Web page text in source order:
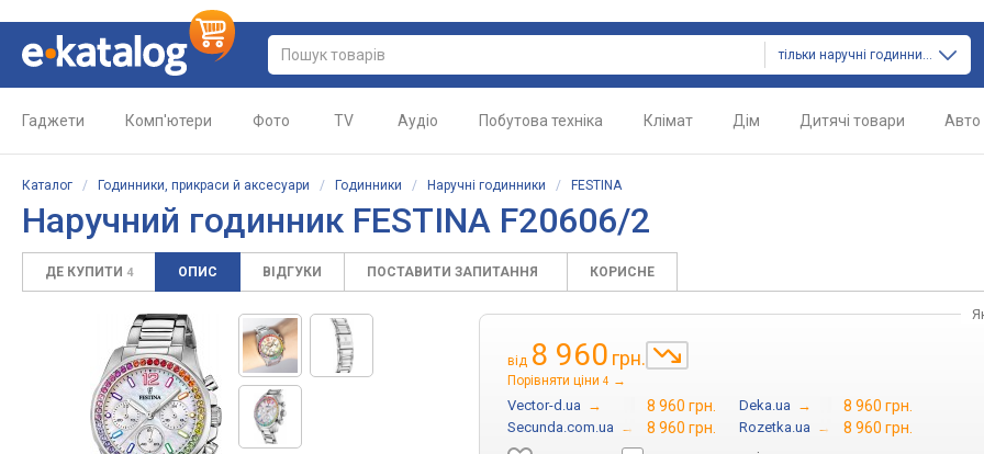
тільки наручні годинники
Гаджети Комп'ютери Фото TV Аудіо Побутова техніка Клімат Дім Дитячі товари Авто
Каталог / Годинники, прикраси й аксесуари / Годинники / Наручні годинники / FESTINA
Наручний годинник FESTINA F20606/2
ДЕ КУПИТИ 4 ОПИС ВІДГУКИ ПОСТАВИТИ ЗАПИТАННЯ КОРИСНЕ
від 8 960 грн.
Порівняти ціни 4 →
Vector-d.ua → 8 960 грн. Deka.ua → 8 960 грн.
Secunda.com.ua → 8 960 грн. Rozetka.ua →
8 960 грн.